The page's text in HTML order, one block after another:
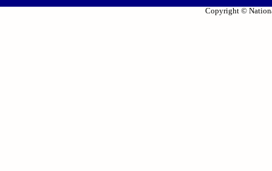
Copyright ©